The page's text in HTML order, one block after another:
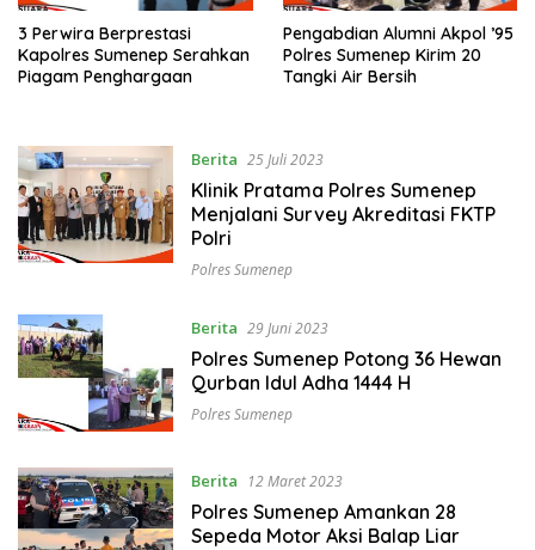
3 Perwira Berprestasi
Kapolres Sumenep Serahkan
Piagam Penghargaan
Pengabdian Alumni Akpol ’95
Polres Sumenep Kirim 20
Tangki Air Bersih
Berita 25 Juli 2023
Klinik Pratama Polres Sumenep
Menjalani Survey Akreditasi FKTP
Polri
Polres Sumenep
Berita 29 Juni 2023
Polres Sumenep Potong 36 Hewan
Qurban Idul Adha 1444 H
Polres Sumenep
Berita 12 Maret 2023
Polres Sumenep Amankan 28
Sepeda Motor Aksi Balap Liar